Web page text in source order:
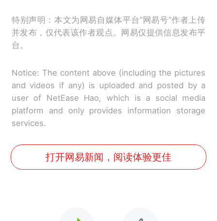
特别声明：本文为网易自媒体平台“网易号”作者上传
并发布，仅代表该作者观点。网易仅提供信息发布平
台。
Notice: The content above (including the pictures
and videos if any) is uploaded and posted by a
user of NetEase Hao, which is a social media
platform and only provides information storage
services.
打开网易新闻，阅读体验更佳